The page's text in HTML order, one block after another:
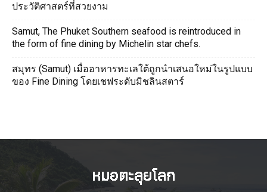
ประวัติศาสตร์ที่สวยงาม
Samut, The Phuket Southern seafood is reintroduced in
the form of fine dining by Michelin star chefs.
สมุทร (Samut) เมื่ออาหารทะเลใต้ถูกนำเสนอใหม่ในรูปแบบ
ของ Fine Dining โดยเชฟระดับมิชลินสตาร์